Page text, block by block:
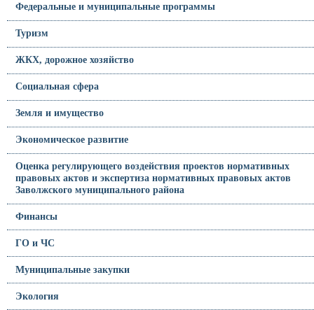
Федеральные и муниципальные программы
Туризм
ЖКХ, дорожное хозяйство
Социальная сфера
Земля и имущество
Экономическое развитие
Оценка регулирующего воздействия проектов нормативных
правовых актов и экспертиза нормативных правовых актов
Заволжского муниципального района
Финансы
ГО и ЧС
Муниципальные закупки
Экология